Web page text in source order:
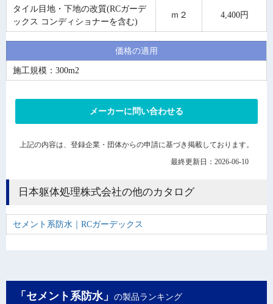
タイル目地・下地の改質(RCガーデ
ックス コンディショナーを含む)
ｍ２ 4,400円
価格の適用
施工規模：300m2
メーカーに問い合わせる
上記の内容は、登録企業・団体からの申請に基づき掲載しております。
最終更新日：2026-06-10
日本躯体処理株式会社の他のカタログ
セメント系防水｜RCガーデックス
「セメント系防水」 の製品ランキング